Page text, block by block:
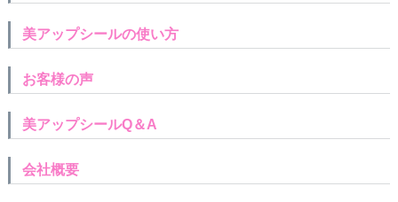
美アップシールの使い方
お客様の声
美アップシールQ＆A
会社概要